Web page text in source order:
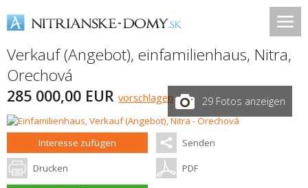
Verkauf (Angebot), einfamilienhaus, Nitra,
Orechová
285 000,00 EUR vorschlagen 29 Fotos anzeigen
Interesse zufügen Senden
Drucken PDF